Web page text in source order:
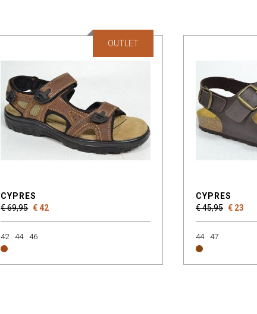
CYPRES
€ 69,95 € 42
OUTLET
42 44 46
CYPRES
€ 45,95 € 23
44 47